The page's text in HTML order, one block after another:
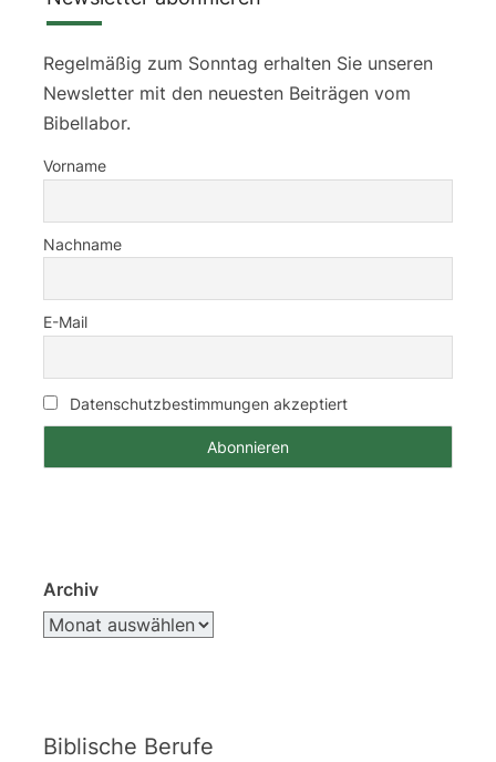
Regelmäßig zum Sonntag erhalten Sie unseren
Newsletter mit den neuesten Beiträgen vom
Bibellabor.
Vorname
Nachname
E-Mail
Datenschutzbestimmungen akzeptiert
Archiv
Biblische Berufe